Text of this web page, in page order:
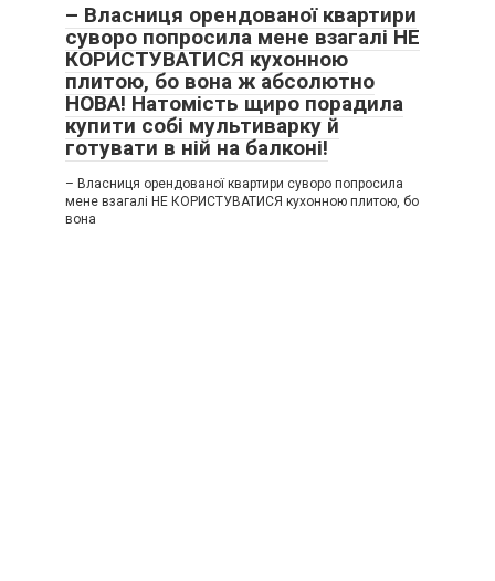
– Власниця орендованої квартири
суворо попросила мене взагалі НЕ
КОРИСТУВАТИСЯ кухонною
плитою, бо вона ж абсолютно
НОВА! Натомість щиро порадила
купити собі мультиварку й
готувати в ній на балконі!
– Власниця орендованої квартири суворо попросила
мене взагалі НЕ КОРИСТУВАТИСЯ кухонною плитою, бо
вона